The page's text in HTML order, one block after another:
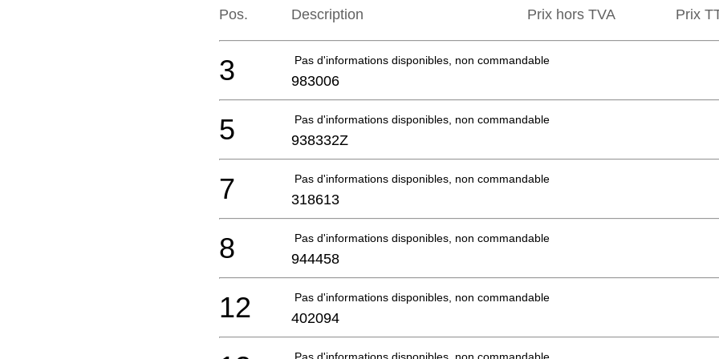
Pos. Description Prix hors TVA Prix
Pas d'informations disponibles, non commandable
3 983006
Pas d'informations disponibles, non commandable
5 938332Z
Pas d'informations disponibles, non commandable
7 318613
Pas d'informations disponibles, non commandable
8 944458
Pas d'informations disponibles, non commandable
12 402094